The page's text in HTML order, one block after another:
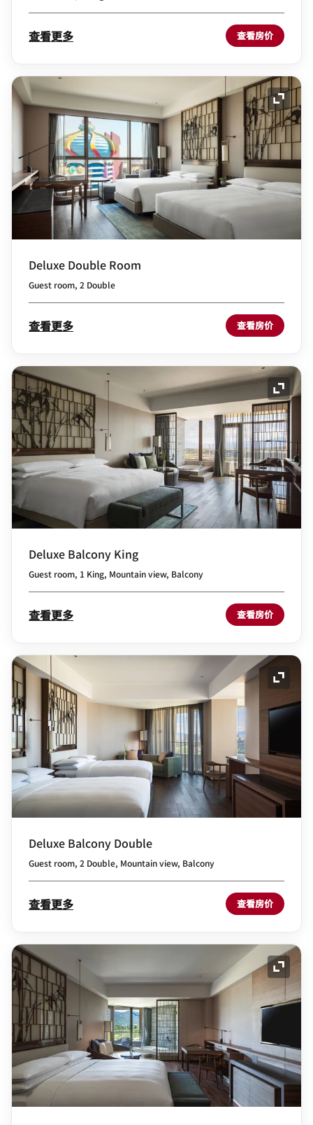
查看更多 查看房价
展开
Deluxe Double Room
Guest room, 2 Double
查看更多 查看房价
展开
Deluxe Balcony King
Guest room, 1 King, Mountain view, Balcony
查看更多 查看房价
展开
Deluxe Balcony Double
Guest room, 2 Double, Mountain view, Balcony
查看更多 查看房价
展开